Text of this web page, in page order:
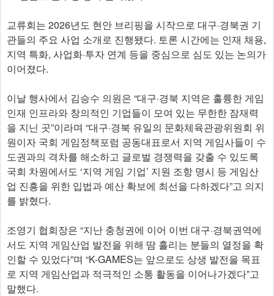
교류회는 2026년도 현안 브리핑을 시작으로 대구·경북권 기
관들의 주요 사업 소개로 진행됐다. 토론 시간에는 인재 채용,
지역 특화, 사업화·투자 연계 등을 중심으로 심도 있는 논의가
이어졌다.
이날 행사에서 김승수 의원은 “대구·경북 지역은 훌륭한 게임
인재 인프라와 창의적인 기업들이 모여 있는 무한한 잠재력
을 지닌 곳”이라며 “대구·경북 유일의 문화체육관광위원회 위
원이자 국회 게임정책포럼 공동대표로서 지역 게임사들이 수
도권과의 격차를 해소하고 글로벌 경쟁력을 갖출 수 있도록
국회 차원에서도 ‘지역 게임 기업’ 지원 조항 명시 등 게임산
업 진흥을 위한 입법과 예산 확보에 최선을 다하겠다”고 의지
를 밝혔다.
조영기 협회장은 “지난 충청권에 이어 이번 대구·경북권역에
서도 지역 게임산업 발전을 위해 땀 흘리는 분들의 열정을 확
인할 수 있었다”며 “K-GAMES는 앞으로도 상생 발전을 목표
로 지역 게임산업과 적극적인 소통 활동을 이어나가겠다”고
말했다.